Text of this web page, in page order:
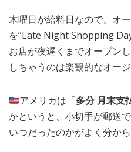
木曜日が給料日なので、オ
を”Late Night Shopping
お店が夜遅くまでオープン
しちゃうのは楽観的なオー
アメリカは「多分 月末支
かというと、小切手が郵送
いつだったのかがよく分か